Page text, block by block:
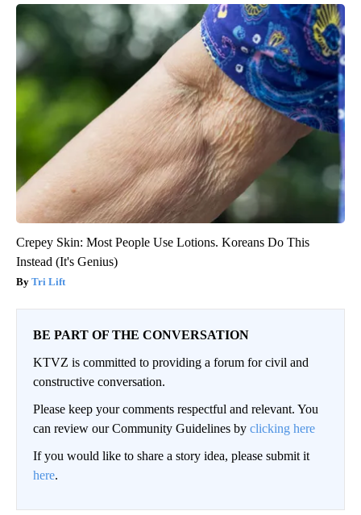
Crepey Skin: Most People Use Lotions. Koreans Do This
Instead (It's Genius)
Tri Lift
BE PART OF THE CONVERSATION
KTVZ is committed to providing a forum for civil and
constructive conversation.
Please keep your comments respectful and relevant. You
can review our Community Guidelines by clicking here
If you would like to share a story idea, please submit it
here.